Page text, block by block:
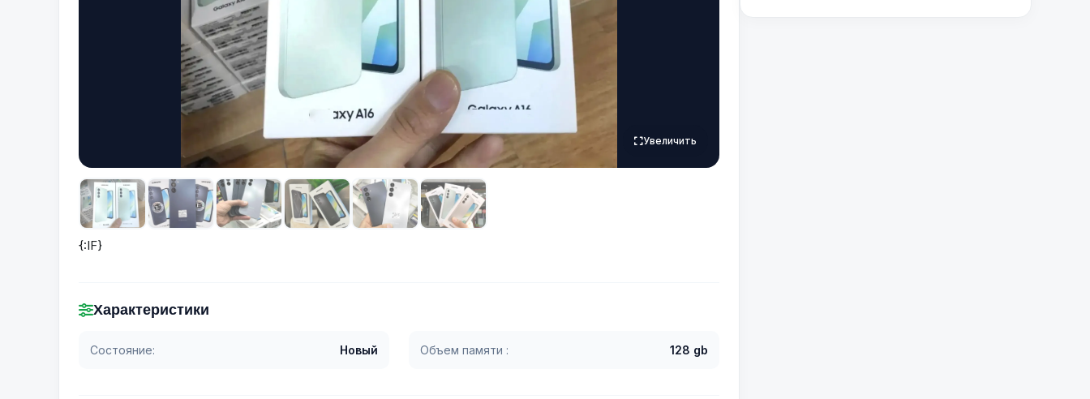
Увеличить
{:IF}
Характеристики
Состояние: Новый Объем памяти : 128 gb